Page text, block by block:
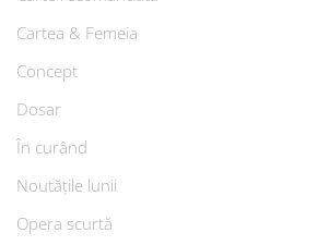
Cartea & Femeia
Concept
Dosar
În curând
Noutățile lunii
Opera scurtă